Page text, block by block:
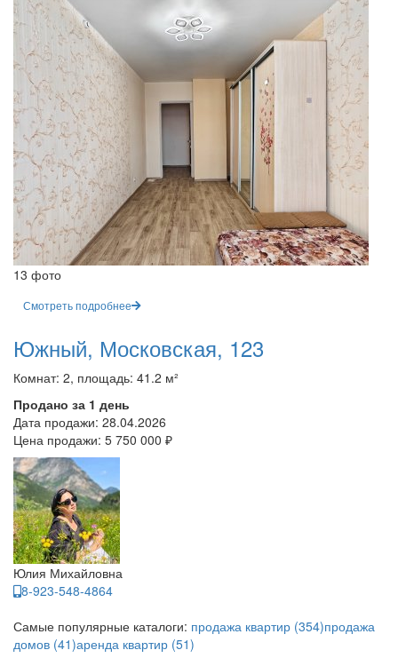
13 фото
Смотреть подробнее
Южный, Московская, 123
Комнат: 2, площадь: 41.2 м²
Продано за 1 день
Дата продажи: 28.04.2026
Цена продажи: 5 750 000 ₽
Юлия Михайловна
8-923-548-4864
Самые популярные каталоги: продажа квартир (354)продажа
домов (41)аренда квартир (51)